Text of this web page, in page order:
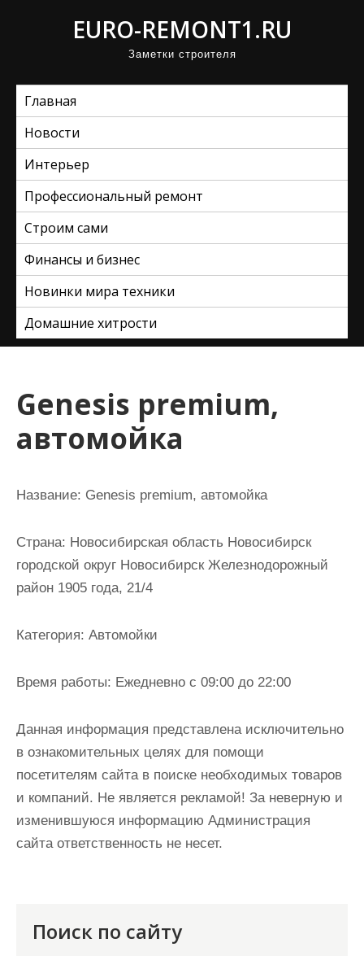
EURO-REMONT1.RU
Заметки строителя
Главная
Новости
Интерьер
Профессиональный ремонт
Строим сами
Финансы и бизнес
Новинки мира техники
Домашние хитрости
Genesis premium,
автомойка
Название: Genesis premium, автомойка
Страна: Новосибирская область Новосибирск
городской округ Новосибирск Железнодорожный
район 1905 года, 21/4
Категория: Автомойки
Время работы: Ежедневно с 09:00 до 22:00
Данная информация представлена исключительно
в ознакомительных целях для помощи
посетителям сайта в поиске необходимых товаров
и компаний. Не является рекламой! За неверную и
изменившуюся информацию Администрация
сайта ответственность не несет.
Поиск по сайту